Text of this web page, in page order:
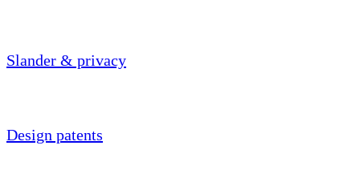
Slander & privacy
Design patents